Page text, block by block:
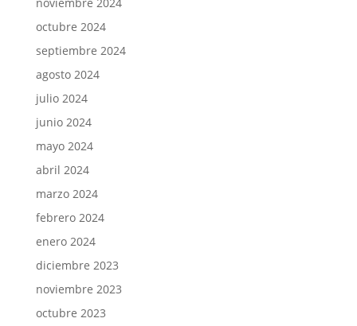
octubre 2024
septiembre 2024
agosto 2024
julio 2024
junio 2024
mayo 2024
abril 2024
marzo 2024
febrero 2024
enero 2024
diciembre 2023
noviembre 2023
octubre 2023